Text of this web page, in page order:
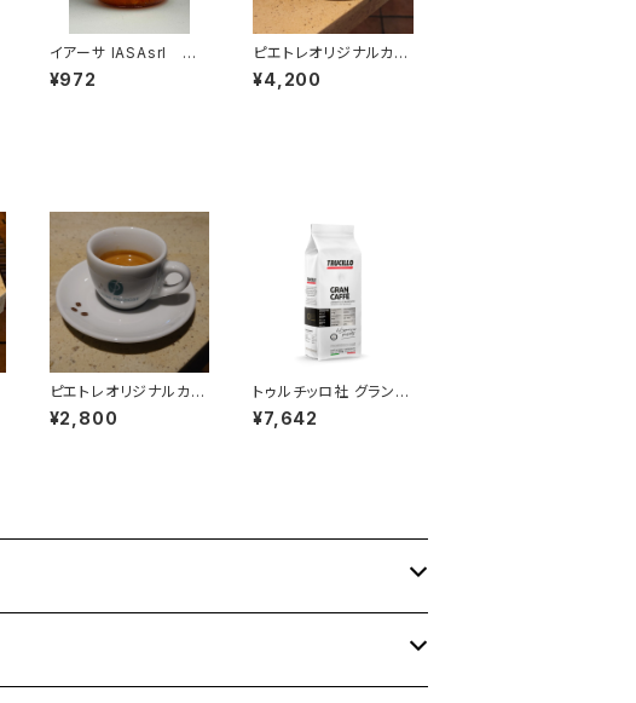
イアーサ IASAsrl 唐
辛子ペースト
¥972
ピエトレオリジナルカッ
プ＆ソーサー（１２ozカ
ップ）
¥4,200
ピエトレオリジナルカッ
プ＆ソーサー（エスプレ
ッソカップ）
¥2,800
トゥルチッロ社 グランカ
フェ １kg
¥7,642